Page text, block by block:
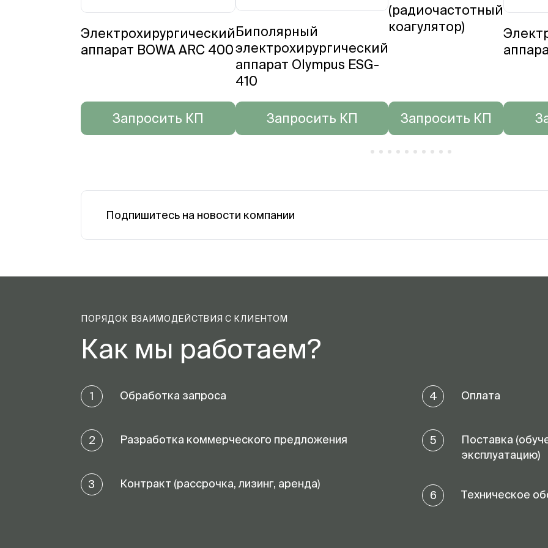
Электрохирургический
аппарат BOWA ARC 400
Запросить КП
Биполярный
электрохирургический
аппарат Olympus ESG-
410
Запросить КП
(радиочастотный
коагулятор)
Запросить КП
Подпишитесь на новости компании
ПОРЯДОК ВЗАИМОДЕЙСТВИЯ С КЛИЕНТОМ
Как мы работаем?
1 Обработка запроса
2 Разработка коммерческого предложения
3 Контракт (рассрочка, лизинг, аренда)
4 Оплата
5
Поставка
эксплуатацию)
6 Техническое